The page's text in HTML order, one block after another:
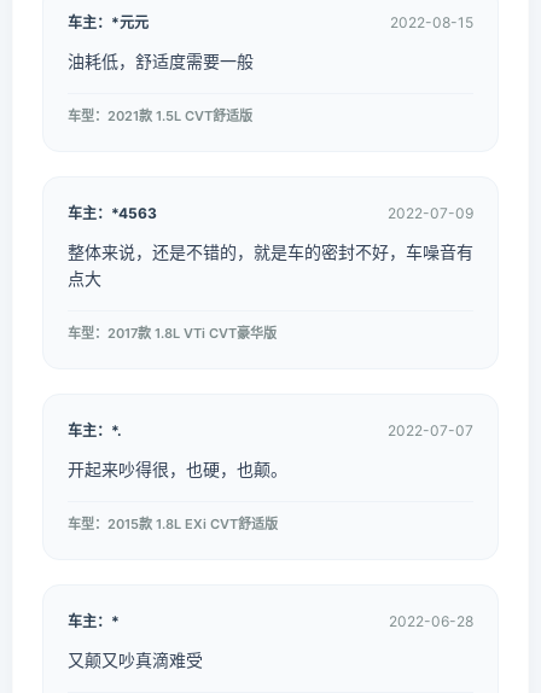
车主：*元元 2022-08-15
油耗低，舒适度需要一般
车型：2021款 1.5L CVT舒适版
车主：*4563 2022-07-09
整体来说，还是不错的，就是车的密封不好，车噪音有
点大
车型：2017款 1.8L VTi CVT豪华版
车主：*. 2022-07-07
开起来吵得很，也硬，也颠。
车型：2015款 1.8L EXi CVT舒适版
车主：* 2022-06-28
又颠又吵真滴难受